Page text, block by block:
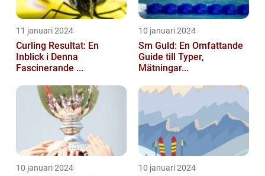
11 januari 2024
Curling Resultat: En
Inblick i Denna
Fascinerande ...
10 januari 2024
Sm Guld: En Omfattande
Guide till Typer,
Mätningar...
10 januari 2024 10 januari 2024